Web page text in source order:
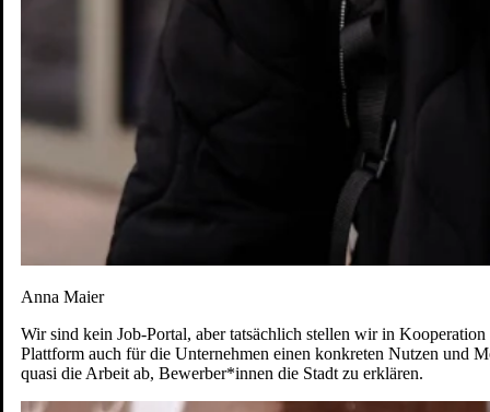
Anna Maier
Wir sind kein Job-Portal, aber tatsächlich stellen wir in
Plattform auch für die Unternehmen einen konkreten Nutzen und
quasi die Arbeit ab, Bewerber*innen die Stadt zu erklären.